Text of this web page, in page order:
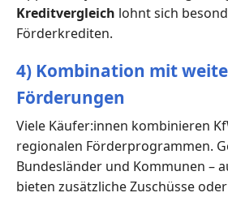
Kreditvergleich lohnt sich
Förderkrediten.
4) Kombination mit
Förderungen
Viele Käufer:innen kombinieren
regionalen Förderprogrammen.
Bundesländer und Kommunen –
bieten zusätzliche Zuschüsse